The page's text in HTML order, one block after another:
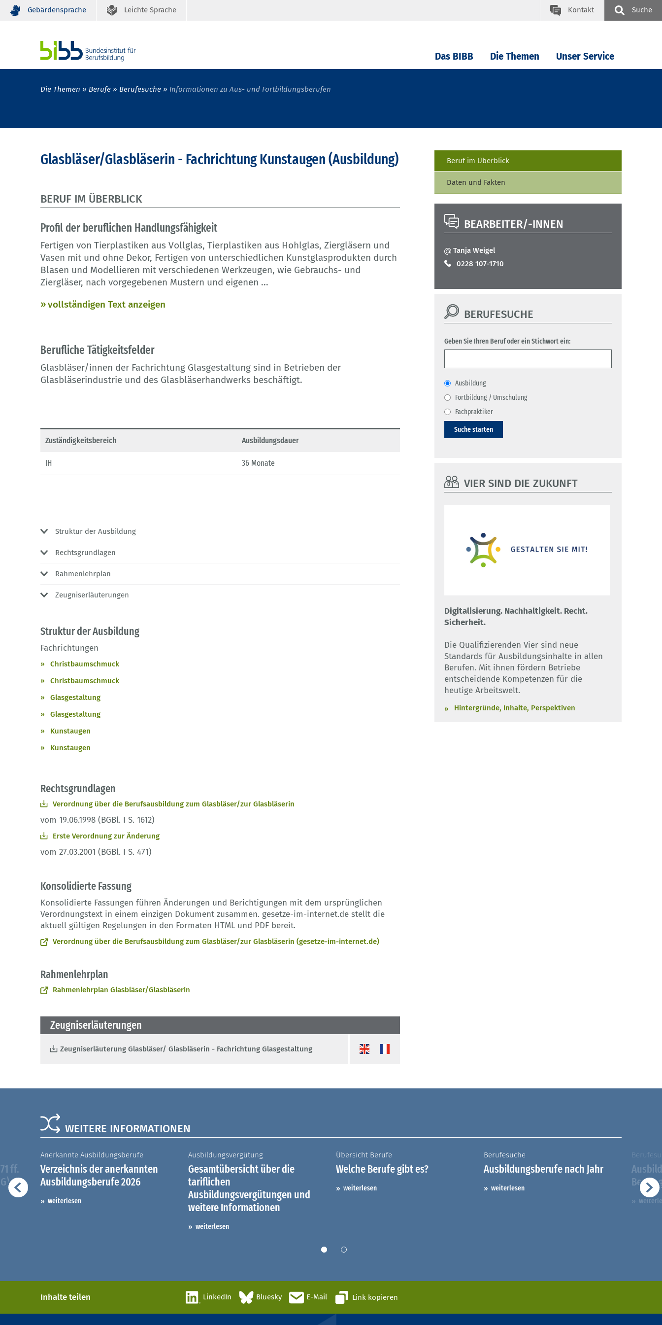
Gebärdensprache Leichte Sprache Kontakt Suche
Das BIBB Die Themen Unser Service
Die Themen Berufe Berufesuche Informationen zu Aus- und Fortbildungsberufen
Glasbläser/Glasbläserin - Fachrichtung Kunstaugen (Ausbildung)
BERUF IM ÜBERBLICK
Profil der beruflichen Handlungsfähigkeit
Fertigen von Tierplastiken aus Vollglas, Tierplastiken aus Hohlglas, Ziergläsern und
Vasen mit und ohne Dekor, Fertigen von unterschiedlichen Kunstglasprodukten durch
Blasen und Modellieren mit verschiedenen Werkzeugen, wie Gebrauchs- und
Ziergläser, nach vorgegebenen Mustern und eigenen ...
vollständigen Text anzeigen
Berufliche Tätigkeitsfelder
Glasbläser/innen der Fachrichtung Glasgestaltung sind in Betrieben der
Glasbläserindustrie und des Glasbläserhandwerks beschäftigt.
Zuständigkeitsbereich Ausbildungsdauer
IH 36 Monate
Struktur der Ausbildung
Rechtsgrundlagen
Rahmenlehrplan
Zeugniserläuterungen
Struktur der Ausbildung
Fachrichtungen
Christbaumschmuck
Christbaumschmuck
Glasgestaltung
Glasgestaltung
Kunstaugen
Kunstaugen
Rechtsgrundlagen
Verordnung über die Berufsausbildung zum Glasbläser/zur Glasbläserin
vom 19.06.1998 (BGBl. I S. 1612)
Erste Verordnung zur Änderung
vom 27.03.2001 (BGBl. I S. 471)
Konsolidierte Fassung
Konsolidierte Fassungen führen Änderungen und Berichtigungen mit dem ursprünglichen
Verordnungstext in einem einzigen Dokument zusammen. gesetze-im-internet.de stellt die
aktuell gültigen Regelungen in den Formaten HTML und PDF bereit.
Verordnung über die Berufsausbildung zum Glasbläser/zur Glasbläserin (gesetze-im-internet.de)
Rahmenlehrplan
Rahmenlehrplan Glasbläser/Glasbläserin
Zeugniserläuterungen
Zeugniserläuterung Glasbläser/ Glasbläserin - Fachrichtung Glasgestaltung
Beruf im Überblick
Daten und Fakten
BEARBEITER/-INNEN
Tanja Weigel
0228 107-1710
BERUFESUCHE
Geben Sie Ihren Beruf oder ein Stichwort ein:
Ausbildung
Fortbildung / Umschulung
Fachpraktiker
Suche starten
VIER SIND DIE ZUKUNFT
Digitalisierung. Nachhaltigkeit. Recht.
Sicherheit.
Die Qualifizierenden Vier sind neue
Standards für Ausbildungsinhalte in allen
Berufen. Mit ihnen fördern Betriebe
entscheidende Kompetenzen für die
heutige Arbeitswelt.
Hintergründe, Inhalte, Perspektiven
WEITERE INFORMATIONEN
ff.
Anerkannte Ausbildungsberufe
Verzeichnis der anerkannten
Ausbildungsberufe 2026
weiterlesen
Ausbildungsvergütung
Gesamtübersicht über die
tariflichen
Ausbildungsvergütungen und
weitere Informationen
weiterlesen
Übersicht Berufe
Welche Berufe gibt es?
weiterlesen
Berufesuche
Ausbildungsberufe nach Jahr
weiterlesen
Inhalte teilen LinkedIn Bluesky E-Mail Link kopieren